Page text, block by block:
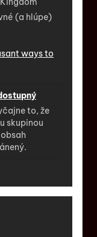
(a hlúpe)
ways to
to, že
skupinou